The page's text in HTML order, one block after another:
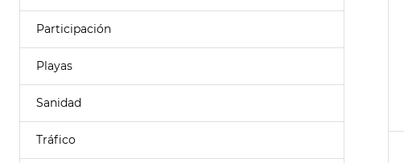
Participación
Playas
Sanidad
Tráfico